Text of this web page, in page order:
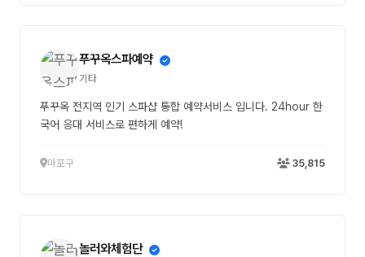
푸꾸옥스파예약
기타
푸꾸옥 전지역 인기 스파샵 통합 예약서비스 입니다. 24hour 한
국어 응대 서비스로 편하게 예약!
마포구 35,815
놀러와체험단